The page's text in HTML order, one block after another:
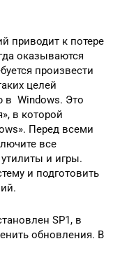
приводит к потере
оказываются
произвести
целей
в Windows. Это
в которой
Перед всеми
все
и игры.
и подготовить
SP1, в
обновления. В